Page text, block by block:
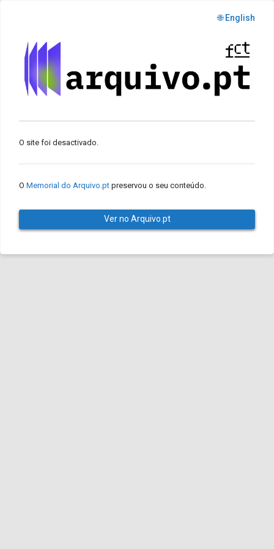
🌐 English
O site foi desactivado.
O Memorial do Arquivo.pt preservou o seu conteúdo.
Ver no Arquivo.pt